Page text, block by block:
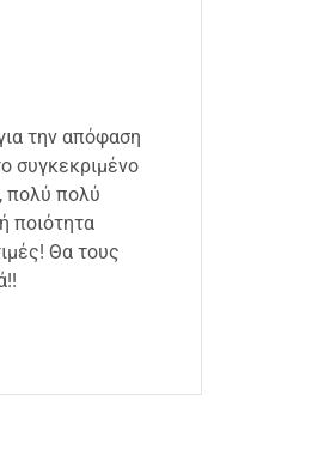
την απόφαση
συγκεκριμένο
πολύ πολύ
ποιότητα
Θα τους